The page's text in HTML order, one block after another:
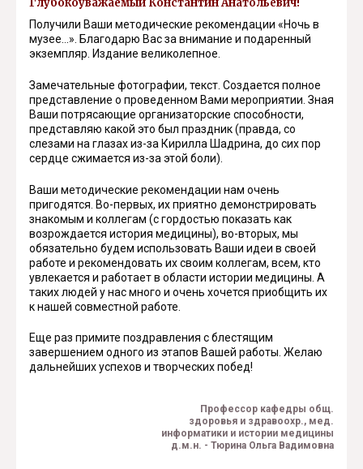
Глубокоуважаемый Константин Анатольевич!
Получили Ваши методические рекомендации «Ночь в
музее…». Благодарю Вас за внимание и подаренный
экземпляр. Издание великолепное.
Замечательные фотографии, текст. Создается полное
представление о проведенном Вами мероприятии. Зная
Ваши потрясающие организаторские способности,
представляю какой это был праздник (правда, со
слезами на глазах из-за Кирилла Шадрина, до сих пор
сердце сжимается из-за этой боли).
Ваши методические рекомендации нам очень
пригодятся. Во-первых, их приятно демонстрировать
знакомым и коллегам (с гордостью показать как
возрождается история медицины), во-вторых, мы
обязательно будем использовать Ваши идеи в своей
работе и рекомендовать их своим коллегам, всем, кто
увлекается и работает в области истории медицины. А
таких людей у нас много и очень хочется приобщить их
к нашей совместной работе.
Еще раз примите поздравления с блестящим
завершением одного из этапов Вашей работы. Желаю
дальнейших успехов и творческих побед!
Профессор кафедры общ.
здоровья и здравоохр., мед.
информатики и истории медицины
д.м.н. - Тюрина Ольга Вадимовна